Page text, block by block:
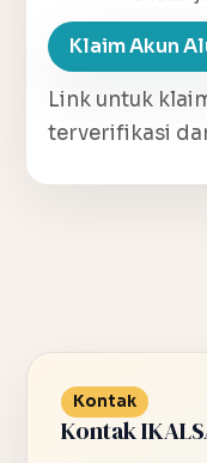
Klaim Akun
Link untuk
terverifikasi
Kontak
Kontak